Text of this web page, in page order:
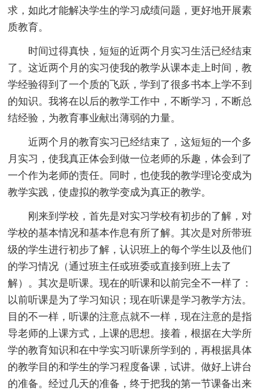
求，如此才能解决学生的学习成绩问题，更好地开展素
质教育。
时间过得真快，短短的近两个月实习生活已经结束
了。这近两个月的实习使我的教学从课本走上时间，教
学经验得到了一个质的飞跃，学到了很多书本上学不到
的知识。我将在以后的教学工作中，不断学习，不断总
结经验，为教育事业献出薄弱的力量。
近两个月的教育实习已经结束了，这短短的一个多
月实习，使我真正体会到做一位老师的乐趣，体会到了
一个作为老师的责任。同时，也使我的教学理论变成为
教学实践，使虚拟的教学变成为真正的教学。
刚来到学校，首先是对实习学校有初步的了解，对
学校的基本情况和基本作息有所了解。其次是对所带班
级的学生进行初步了解，认识班上的每个学生以及他们
的学习情况（通过班主任或班委或直接到班上去了
解）。其次是听课。现在的听课和以前完全不一样了：
以前听课是为了学习知识；现在听课是学习教学方法。
目的不一样，听课的注意点就不一样，现在注意的是指
导老师的上课方式，上课的思想。接着，根据在大学所
学的教育知识和在中学实习听课所学到的，再根据具体
的教学目的和学生的学习程度备课，试讲。做好上讲台
的准备。经过几天的准备，终于把我的第一节课备出来